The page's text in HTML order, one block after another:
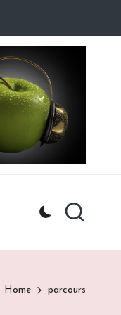
Home parcours